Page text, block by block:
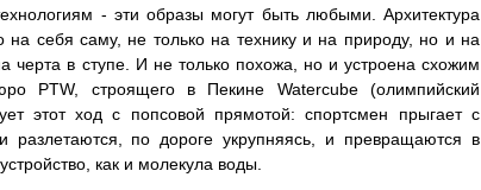
- эти образы могут быть любыми. Архитектура
на себя саму, не только на технику и на природу, но и на
черта в ступе. И не только похожа, но и устроена схожим
PTW, строящего в Пекине Watercube (олимпийский
этот ход с попсовой прямотой: спортсмен прыгает с
разлетаются, по дороге укрупняясь, и превращаются в
как и молекула воды.